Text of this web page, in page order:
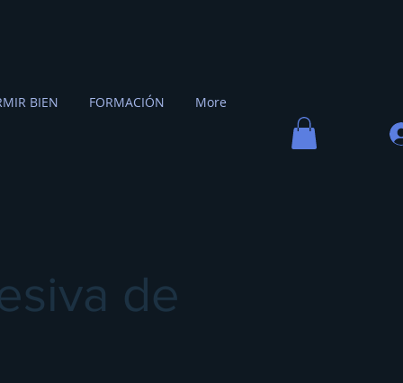
BIEN FORMACIÓN More
de